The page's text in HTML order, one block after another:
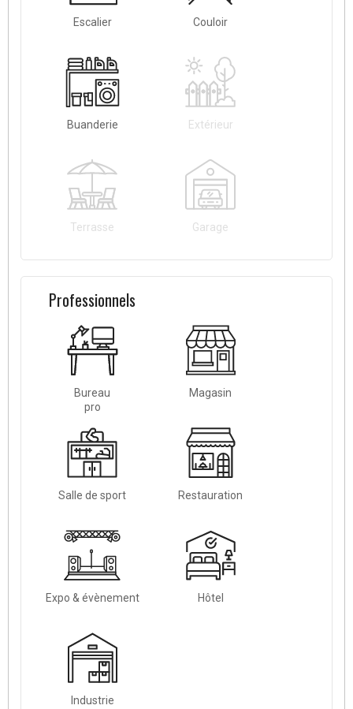
Escalier Couloir
Buanderie Extérieur
Terrasse Garage
Professionnels
Bureau
pro
Magasin
Salle de sport Restauration
Expo & évènement Hôtel
Industrie